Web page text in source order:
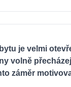
je velmi
volně
záměr